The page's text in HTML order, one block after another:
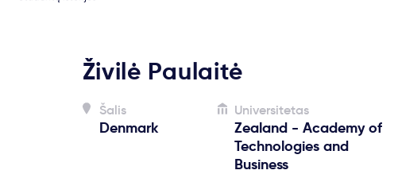
Živilė Paulaitė
Šalis
Denmark
Universitetas
Zealand - Academy of
Technologies and
Business